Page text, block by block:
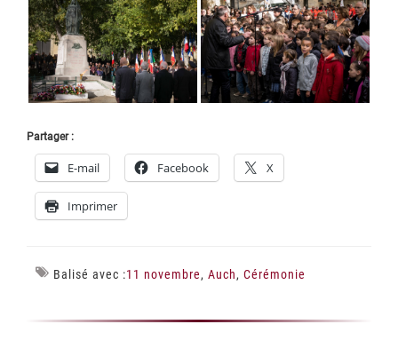
Partager :
E-mail Facebook X
Imprimer
Balisé avec :11 novembre, Auch, Cérémonie